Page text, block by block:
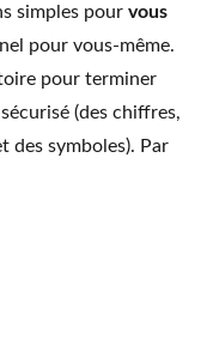
simples pour vous
pour vous-même.
pour terminer
(des chiffres,
des symboles). Par